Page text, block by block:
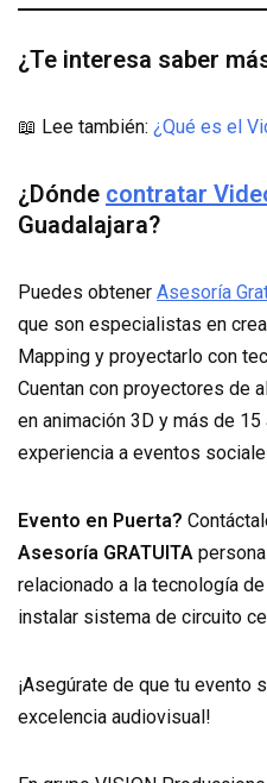
¿Te interesa saber
📖 Lee también: ¿Qué es el
¿Dónde contratar
Guadalajara?
Puedes obtener Asesoría
que son especialistas en
Mapping y proyectarlo con
Cuentan con proyectores de
en animación 3D y más de
experiencia a eventos
Evento en Puerta?
Asesoría GRATUITA
relacionado a la tecnología
instalar sistema de circuito
¡Asegúrate de que tu evento
excelencia audiovisual!